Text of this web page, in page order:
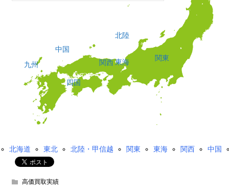
北陸
関東
東海
関西
中国
四国
九州
北海道 東北 北陸・甲信越 関東 東海 関西 中国
高価買取実績